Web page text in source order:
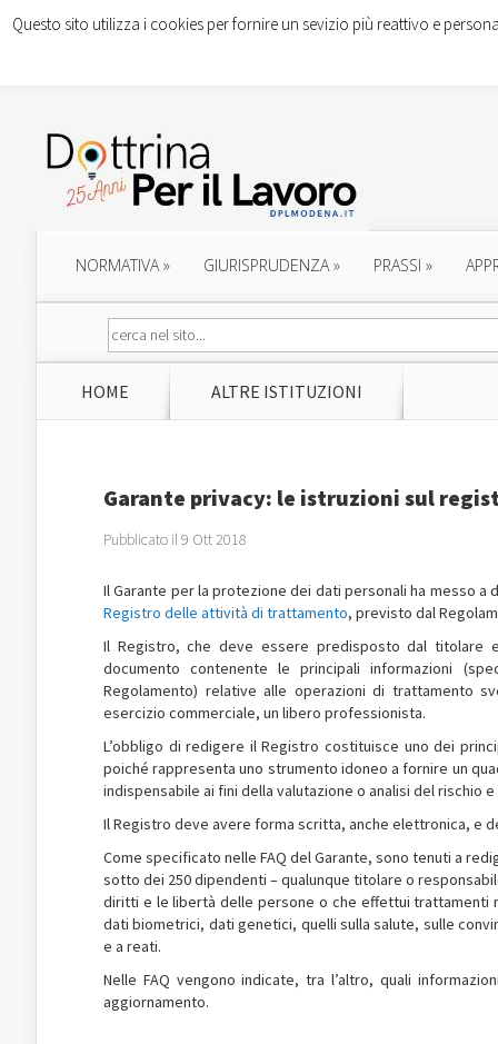
NORMATIVA» GIURISPRUDENZA» PRASSI »
HOME ALTRE ISTITUZIONI
Garante privacy: le istruzioni sul
Pubblicato il 9 Ott 2018
Il Garante per la protezione dei dati personali ha messo
Registro delle attività di trattamento, previsto dal
Il Registro, che deve essere predisposto dal titolare
documento contenente le principali informazioni
Regolamento) relative alle operazioni di trattamento
esercizio commerciale, un libero professionista.
L’obbligo di redigere il Registro costituisce uno dei
poiché rappresenta uno strumento idoneo a fornire un
indispensabile ai fini della valutazione o analisi del rischio
Il Registro deve avere forma scritta, anche elettronica, e
Come specificato nelle FAQ del Garante, sono tenuti a
sotto dei 250 dipendenti – qualunque titolare o
diritti e le libertà delle persone o che effettui trattamenti
dati biometrici, dati genetici, quelli sulla salute, sulle
e a reati.
Nelle FAQ vengono indicate, tra l’altro, quali
aggiornamento.
Questo sito utilizza i cookies per fornire un sevizio più reattivo e